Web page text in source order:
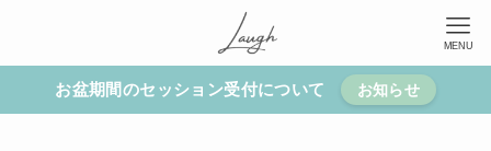
MENU
お盆期間のセッション受付について お知らせ